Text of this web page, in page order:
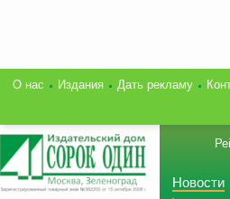
О нас Издания Дать рекламу
Новости